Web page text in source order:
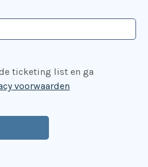
ticketing list en ga
voorwaarden